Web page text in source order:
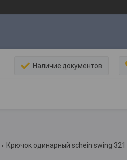
Наличие документов
Крючок одинарный schein swing 321